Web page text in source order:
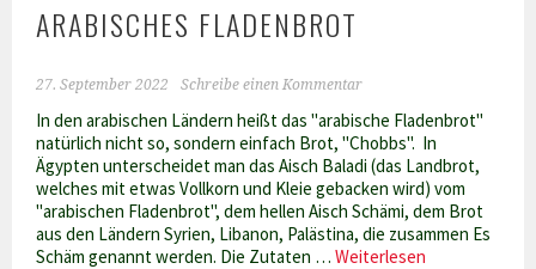
ARABISCHES FLADENBROT
27. September 2022 Schreibe einen Kommentar
In den arabischen Ländern heißt das "arabische Fladenbrot"
natürlich nicht so, sondern einfach Brot, "Chobbs". In
Ägypten unterscheidet man das Aisch Baladi (das Landbrot,
welches mit etwas Vollkorn und Kleie gebacken wird) vom
"arabischen Fladenbrot", dem hellen Aisch Schämi, dem Brot
aus den Ländern Syrien, Libanon, Palästina, die zusammen Es
Schäm genannt werden. Die Zutaten …Weiterlesen